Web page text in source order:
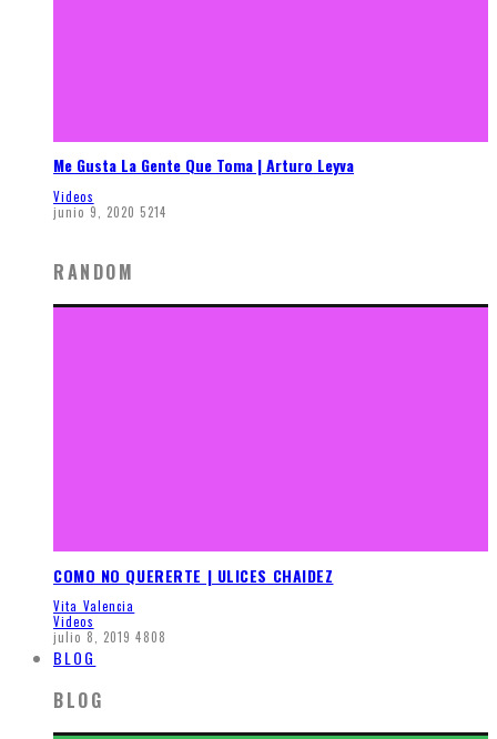
Me Gusta La Gente Que Toma | Arturo Leyva
Videos
junio 9, 2020 5214
RANDOM
COMO NO QUERERTE | ULICES CHAIDEZ
Vita Valencia
Videos
julio 8, 2019 4808
BLOG
BLOG